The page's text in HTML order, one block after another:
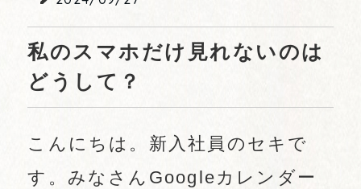
私のスマホだけ見れないのは
どうして？
こんにちは。新入社員のセキで
す。みなさんGoogleカレンダー